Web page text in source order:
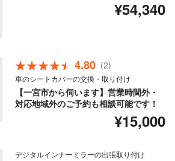
¥54,340
4.80 (2)
車のシートカバーの交換・取り付け
【一宮市から伺います】営業時間外・
対応地域外のご予約も相談可能です！
¥15,000
デジタルインナーミラーの出張取り付け